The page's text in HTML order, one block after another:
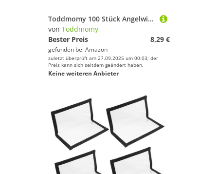
Toddmomy 100 Stück Angelwirbel aus Robustem Metall Drehbarer Angelhaken Verbindungsring für Vorfach Köder und Lure Flexibel Rotierend Schnelle Montage für Süß und Salzwasserangler
von Toddmomy
Bester Preis
8,29 €
gefunden bei Amazon
zuletzt überprüft am 27.09.2025 um 00:03; der
Preis kann sich seitdem geändert haben.
Keine weiteren Anbieter